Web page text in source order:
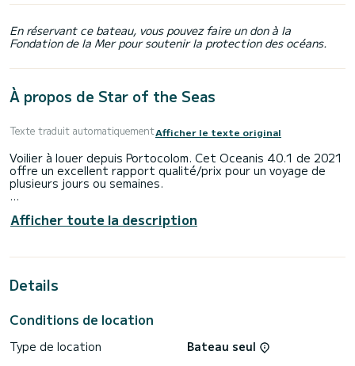
En réservant ce bateau, vous pouvez faire un don à la
Fondation de la Mer pour soutenir la protection des océans.
À propos de Star of the Seas
Texte traduit automatiquementAfficher le texte original
Voilier à louer depuis Portocolom. Cet Oceanis 40.1 de 2021
offre un excellent rapport qualité/prix pour un voyage de
plusieurs jours ou semaines.
mètres en longueur ? Vous pouvez embarquer jusqu'à 10
personnes et profiter des 4 cabines confortables.
Pour votre confort, Star of the Seas dispose de 2 WC avec
Douche de pont, Winch électrique, Plateforme de natation,
Afficher toute la description
Details
Conditions de location
Type de location
Bateau seul